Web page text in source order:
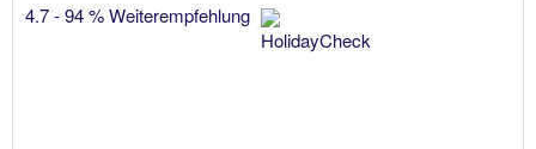
4.7 - 94 % Weiterempfehlung